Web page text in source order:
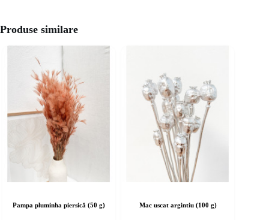
Produse similare
Pampa pluminha piersică (50 g) Mac uscat argintiu (100 g)